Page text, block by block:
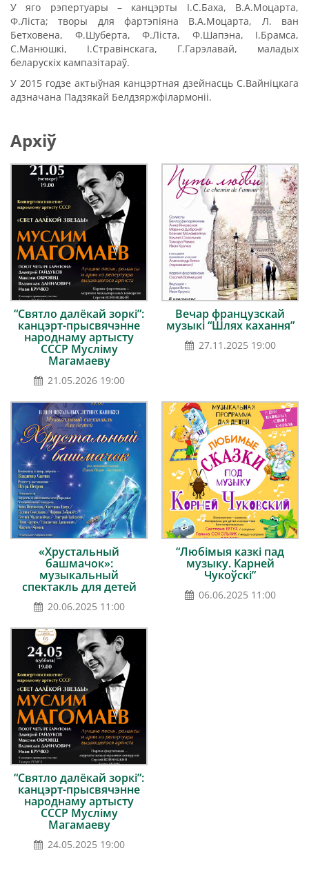
У яго рэпертуары – канцэрты І.С.Баха, В.А.Моцарта,
Ф.Ліста; творы для фартэпіяна В.А.Моцарта, Л. ван
Бетховена, Ф.Шуберта, Ф.Ліста, Ф.Шапэна, І.Брамса,
С.Манюшкі, І.Стравінскага, Г.Гарэлавай, маладых
беларускіх кампазітараў.
У 2015 годзе актыўная канцэртная дзейнасць С.Вайніцкага
адзначана Падзякай Белдзяржфілармоніі.
Архіў
“Святло далёкай зоркі”:
канцэрт-прысвячэнне
народнаму артысту
СССР Мусліму
Магамаеву
21.05.2026 19:00
Вечар французскай
музыкі “Шлях кахання”
27.11.2025 19:00
«Хрустальный
башмачок»:
музыкальный
спектакль для детей
20.06.2025 11:00
“Любімыя казкі пад
музыку. Карней
Чукоўскі”
06.06.2025 11:00
“Святло далёкай зоркі”:
канцэрт-прысвячэнне
народнаму артысту
СССР Мусліму
Магамаеву
24.05.2025 19:00